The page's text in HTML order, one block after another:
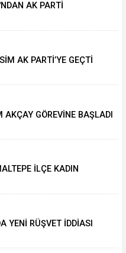
AK PARTİ
AK PARTİ’YE GEÇTİ
AKÇAY GÖREVİNE BAŞLADI
İLÇE KADIN
YENİ RÜŞVET İDDİASI